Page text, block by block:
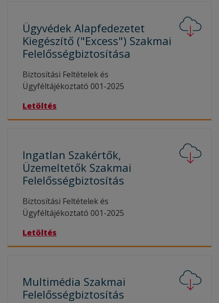
Ügyvédek Alapfedezetet
Kiegészítő ("Excess") Szakmai
Felelősségbiztosítása
Biztosítási Feltételek és
Ügyféltájékoztató 001-2025
Letöltés
Ingatlan Szakértők,
Üzemeltetők Szakmai
Felelősségbiztosítás
Biztosítási Feltételek és
Ügyféltájékoztató 001-2025
Letöltés
Multimédia Szakmai
Felelősségbiztosítás